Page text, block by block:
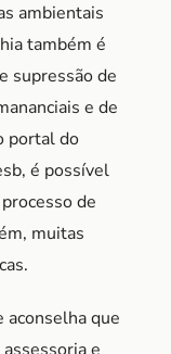
ambientais
também é
supressão de
e de
portal do
é possível
de
muitas
que